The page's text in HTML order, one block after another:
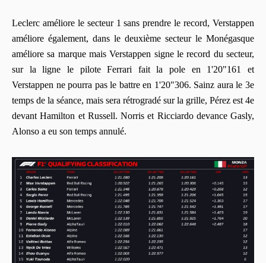
Leclerc améliore le secteur 1 sans prendre le record, Verstappen
améliore également, dans le deuxième secteur le Monégasque
améliore sa marque mais Verstappen signe le record du secteur,
sur la ligne le pilote Ferrari fait la pole en 1'20"161 et
Verstappen ne pourra pas le battre en 1'20"306. Sainz aura le 3e
temps de la séance, mais sera rétrogradé sur la grille, Pérez est 4e
devant Hamilton et Russell. Norris et Ricciardo devance Gasly,
Alonso a eu son temps annulé.